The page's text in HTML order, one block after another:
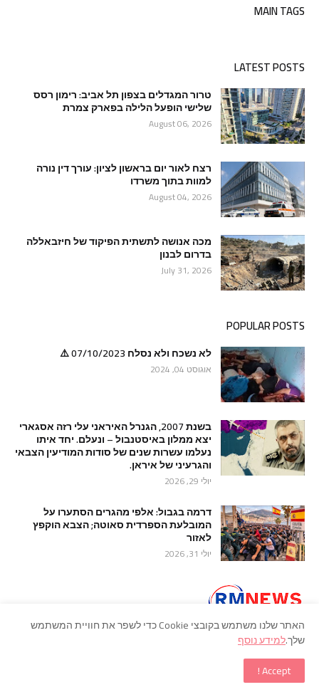
MAIN TAGS
LATEST POSTS
טרור המגדלים בצפון תל אביב: רימון רסס
שלישי הופעל הלילה בפארק צמרת
August 06, 2026
רצח לאור יום בראשון לציון: עורך דין נורה
למוות בתוך משרדו
August 04, 2026
מכה אנושה לתשתית הפיקוד של חיזבאללה
בדרום לבנון
July 31, 2026
POPULAR POSTS
לא נשכח ולא נסלח 07/10/2023 ⚠️
אוגוסט 04, 2024
בשנת 2007, הגנרל האיראני עלי רזה אסגארי
יצא ממלון באיסטנבול – ונעלם. יחד איתו
נעלמו עשרות שנים של סודות המודיעין הצבאי
והגרעיני של איראן.
יולי 29, 2026
דרמה בגבול: אלפי מהגרים הסתערו על
המובלעת הספרדית סאוטה; הצבא הוקפץ
לאזור
יולי 31, 2026
עמוד ראשי
האתר שלנו משתמש בקובצי Cookie כדי לשפר את חוויית המשתמש
שלך.למידע נוסף
Accept !